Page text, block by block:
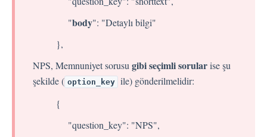
Otomatik Görevler
Kullanıcı Tipleri
Kullanıcı Bildirim Ayarları (E-posta, Masaüstü, Mobil)
"body": "Detaylı bilgi"
},
NPS, Memnuniyet sorusu gibi seçimli sorularise şu
şekilde ( option_key ile) gönderilmelidir:
{
"question_key": "NPS",